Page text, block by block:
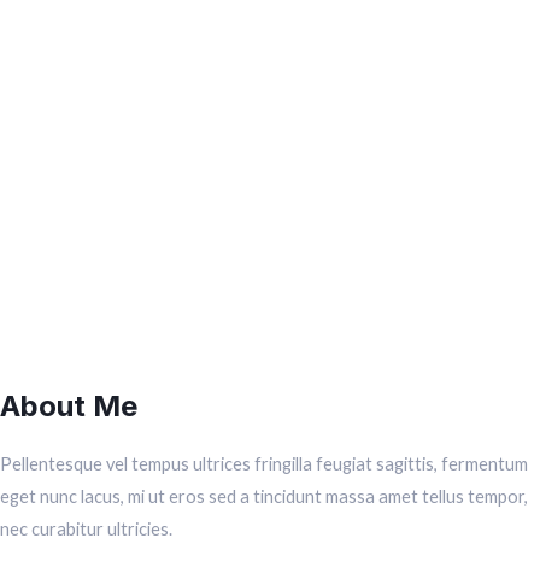
About Me
Pellentesque vel tempus ultrices fringilla feugiat sagittis, fermentum
eget nunc lacus, mi ut eros sed a tincidunt massa amet tellus tempor,
nec curabitur ultricies.